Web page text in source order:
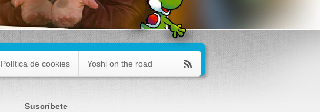
Política de cookies Yoshi on the road
Suscríbete